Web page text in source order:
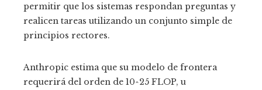
permitir que los sistemas respondan preguntas y
realicen tareas utilizando un conjunto simple de
principios rectores.
Anthropic estima que su modelo de frontera
requerirá del orden de 10^25 FLOP, u